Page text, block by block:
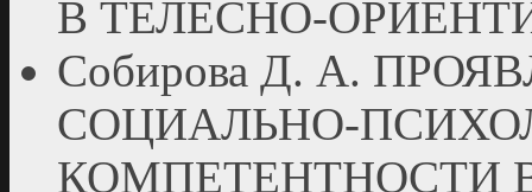
В ТЕЛЕСНО-
Собирова Д. А.
СОЦИАЛЬНО-
КОМПЕТЕНТНОСТИ